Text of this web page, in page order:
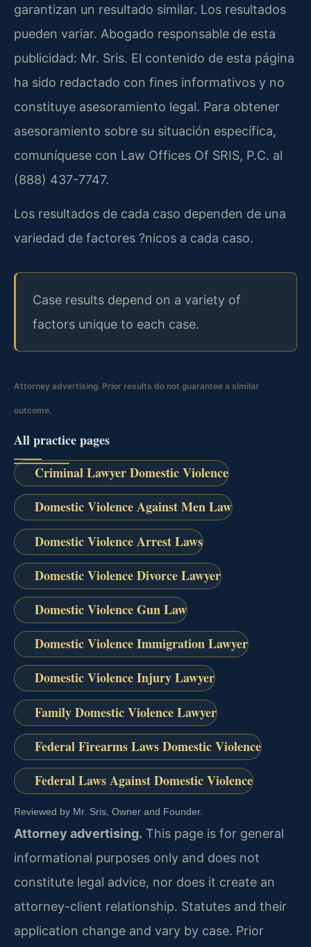
garantizan un resultado similar. Los resultados
pueden variar. Abogado responsable de esta
publicidad: Mr. Sris. El contenido de esta página
ha sido redactado con fines informativos y no
constituye asesoramiento legal. Para obtener
asesoramiento sobre su situación específica,
comuníquese con Law Offices Of SRIS, P.C. al
(888) 437-7747.
Los resultados de cada caso dependen de una
variedad de factores ?nicos a cada caso.
Case results depend on a variety of
factors unique to each case.
Attorney advertising. Prior results do not guarantee a similar
outcome.
All practice pages
Criminal Lawyer Domestic Violence
Domestic Violence Against Men Law
Domestic Violence Arrest Laws
Domestic Violence Divorce Lawyer
Domestic Violence Gun Law
Domestic Violence Immigration Lawyer
Domestic Violence Injury Lawyer
Family Domestic Violence Lawyer
Federal Firearms Laws Domestic Violence
Federal Laws Against Domestic Violence
Reviewed by Mr. Sris, Owner and Founder.
Attorney advertising. This page is for general
informational purposes only and does not
constitute legal advice, nor does it create an
attorney-client relationship. Statutes and their
application change and vary by case. Prior